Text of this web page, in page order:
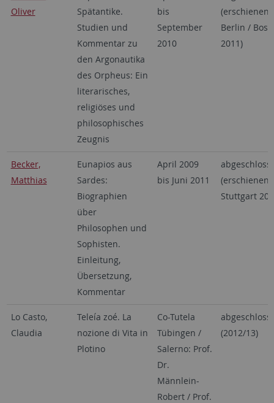
Oliver
Spätantike.
Studien und
Kommentar zu
den Argonautika
des Orpheus: Ein
literarisches,
religiöses und
philosophisches
Zeugnis
bis
September
2010
(erschienen
Berlin /
2011)
Becker,
Matthias
Eunapios aus
Sardes:
Biographien
über
Philosophen und
Sophisten.
Einleitung,
Übersetzung,
Kommentar
April 2009
bis Juni 2011
(erschienen
Stuttgart
Lo Casto,
Claudia
Teleía zoé. La
nozione di Vita in
Plotino
Co-Tutela
Tübingen /
Salerno: Prof.
Dr.
Männlein-
Robert / Prof.
(2012/13)